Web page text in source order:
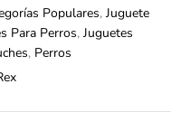
Populares, Juguete
Para Perros, Juguetes
, Perros